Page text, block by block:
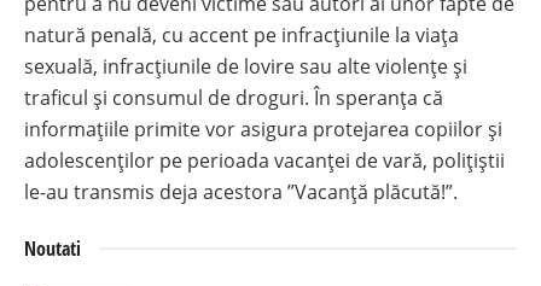
natură penală, cu accent pe infracțiunile la viața
sexuală, infracțiunile de lovire sau alte violențe și
traficul și consumul de droguri. În speranța că
informațiile primite vor asigura protejarea copiilor și
adolescenților pe perioada vacanței de vară, polițiștii
le-au transmis deja acestora ”Vacanță plăcută!”.
Noutati